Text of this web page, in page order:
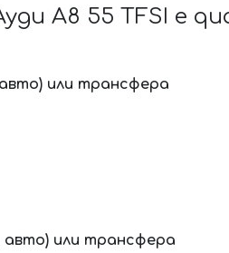
A8 55 TFSI e
или трансфера
или трансфера